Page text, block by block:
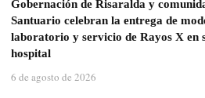
Gobernación de Risaralda y
Santuario celebran la entrega de
laboratorio y servicio de Rayos X en
hospital
6 de agosto de 2026